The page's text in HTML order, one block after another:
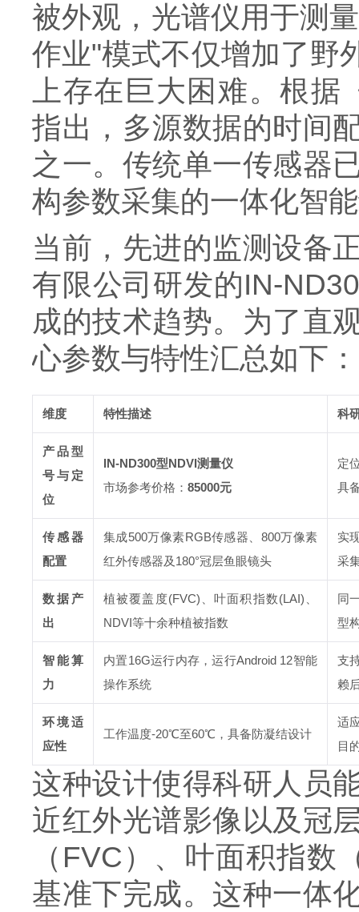
被外观，光谱仪用于测
作业"模式不仅增加了野
上存在巨大困难。根
指出，多源数据的时间
之一。传统单一传感器
构参数采集的一体化智
当前，先进的监测设备
有限公司研发的IN-
成的技术趋势。为了直
心参数与特性汇总如下：
维度 特性描述 科
产品型
号与定
位
IN-ND300型NDVI测量仪
市场参考价格： 85000元
定
具
传感器
配置
集成500万像素RGB传感器、800万像素
红外传感器及180°冠层鱼眼镜头
实
采
数据产
出
植被覆盖度(FVC)、叶面积指数(LAI)、
NDVI等十余种植被指数
同
型
智能算
力
内置16G运行内存，运行Android 12智能
操作系统
支
赖
环境适
应性
工作温度-20℃至60℃，具备防凝结设计
适
目
这种设计使得科研人员
近红外光谱影像以及冠
（FVC）、叶面积指
基准下完成。这种一体